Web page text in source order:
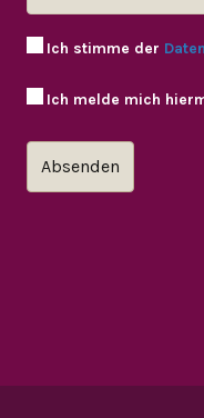
Ich stimme der
Ich melde mich